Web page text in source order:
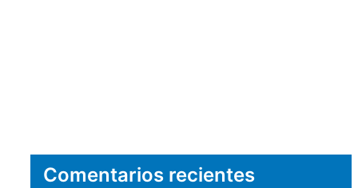
Comentarios recientes